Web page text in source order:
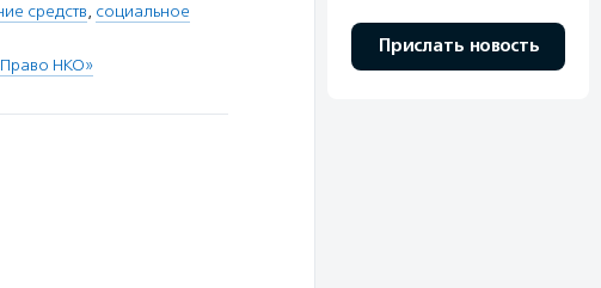
средств, социальное
НКО»​
Прислать новость